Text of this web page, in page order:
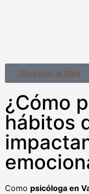
Regresar al Blog
¿Cómo
hábitos
Como psicóloga en